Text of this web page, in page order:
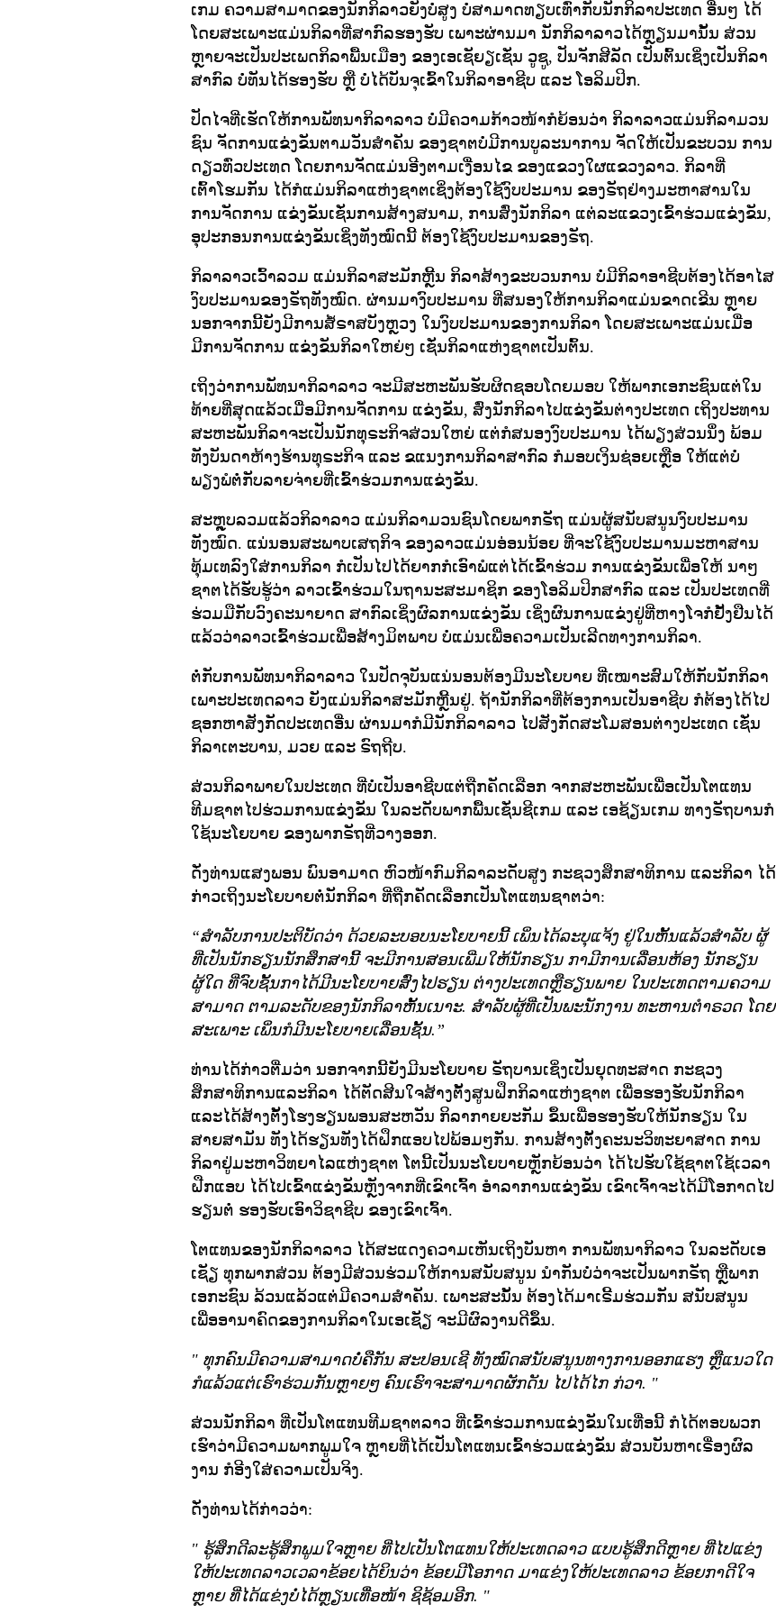
ເກມ ຄວາມສາມາດຂອງນັກກິລາວຍັງບໍ່ສູງ ບໍ່ສາມາດທຽບເທົ່າກັບນັກກິລາປະເທດ ອື່ນໆ ໄດ້
ໂດຍສະເພາະແມ່ນກິລາທີ່ສາກົລຮອງຮັບ ເພາະຜ່ານມາ ນັກກິລາລາວໄດ້ຫຼຽນມານັ້ນ ສ່ວນ
ຫຼາຍຈະເປັນປະເພດກິລາພື້ນເມືອງ ຂອງເອເຊັຍຽເຊັ່ນ ວູຊູ, ປັນຈັກສີລັດ ເປັນຕົ້ນເຊິ່ງເປັນກິລາ
ສາກົລ ບໍ່ທັນໄດ້ຮອງຮັບ ຫຼື ບໍ່ໄດ້ບັນຈຸເຂົ້າໃນກິລາອາຊີບ ແລະ ໂອລິມປິກ.
ປັດໄຈທີ່ເຮັດໃຫ້ການພັທນາກິລາລາວ ບໍ່ມີຄວາມກ້າວໜ້າກໍຍ້ອນວ່າ ກິລາລາວແມ່ນກິລາມວນ
ຊົນ ຈັດການແຂ່ງຂັນຕາມວັນສຳຄັນ ຂອງຊາຕບໍ່ມີການບູລະນາການ ຈັດໃຫ້ເປັນຂະບວນ ການ
ດຽວທົ່ວປະເທດ ໂດຍການຈັດແມ່ນອີງຕາມເງື່ອນໄຂ ຂອງແຂວງໃຜແຂວງລາວ. ກິລາທີ່
ເຕົ້າໂຮມກັນ ໄດ້ກໍແມ່ນກິລາແຫ່ງຊາຕເຊິ່ງຕ້ອງໃຊ້ງົບປະມານ ຂອງຣັຖຢ່າງມະຫາສານໃນ
ການຈັດການ ແຂ່ງຂັນເຊັ່ນການສ້າງສນາມ, ການສົ່ງນັກກິລາ ແຕ່ລະແຂວງເຂົ້າຮ່ວມແຂ່ງຂັນ,
ອຸປະກອນການແຂ່ງຂັນເຊິ່ງທັງໝົດນີ້ ຕ້ອງໃຊ້ງົບປະມານຂອງຣັຖ.
ກິລາລາວເວົ້າລວມ ແມ່ນກິລາສະມັກຫຼີ້ນ ກິລາສ້າງຂະບວນການ ບໍ່ມີກິລາອາຊີບຕ້ອງໄດ້ອາໄສ
ງົບປະມານຂອງຣັຖທັງໝົດ. ຜ່ານມາງົບປະມານ ທີ່ສນອງໃຫ້ການກິລາແມ່ນຂາດເຂີນ ຫຼາຍ
ນອກຈາກນີ້ຍັງມີການສໍ້ຣາສບັງຫຼວງ ໃນງົບປະມານຂອງການກິລາ ໂດຍສະເພາະແມ່ນເມື່ອ
ມີການຈັດການ ແຂ່ງຂັນກິລາໃຫຍ່ໆ ເຊັ່ນກິລາແຫ່ງຊາຕເປັນຕົ້ນ.
ເຖິງວ່າການພັທນາກິລາລາວ ຈະມີສະຫະພັນຮັບຜິດຊອບໂດຍມອບ ໃຫ້ພາກເອກະຊົນແຕ່ໃນ
ທ້າຍທີ່ສຸດແລ້ວເມື່ອມີການຈັດການ ແຂ່ງຂັນ, ສົ່ງນັກກິລາໄປແຂ່ງຂັນຕ່າງປະເທດ ເຖິງປະທານ
ສະຫະພັນກິລາຈະເປັນນັກທຸຣະກິຈສ່ວນໃຫຍ່ ແຕ່ກໍສນອງງົບປະມານ ໄດ້ພຽງສ່ວນນຶ່ງ ພ້ອມ
ທັງບັນດາຫ້າງຮ້ານທຸຣະກິຈ ແລະ ຂແນງການກິລາສາກົລ ກໍມອບເງິນຊ່ອຍເຫຼືອ ໃຫ້ແຕ່ບໍ່
ພຽງພໍຕໍ່ກັບລາຍຈ່າຍທີ່ເຂົ້າຮ່ວມການແຂ່ງຂັນ.
ສະຫຼຸບລວມແລ້ວກິລາລາວ ແມ່ນກິລາມວນຊົນໂດຍພາກຣັຖ ແມ່ນຜູ້ສນັບສນູນງົບປະມານ
ທັງໝົດ. ແນ່ນອນສະພາບເສຖກິຈ ຂອງລາວແມ່ນອ່ອນນ້ອຍ ທີ່ຈະໃຊ້ງົບປະມານມະຫາສານ
ທຸ້ມເທລົງໃສ່ການກິລາ ກໍເປັນໄປໄດ້ຍາກກໍເອົາພໍແຕ່ໄດ້ເຂົ້າຮ່ວມ ການແຂ່ງຂັນເພື່ອໃຫ້ ນາໆ
ຊາຕໄດ້ຮັບຮູ້ວ່າ ລາວເຂົ້າຮ່ວມໃນຖານະສະມາຊິກ ຂອງໂອລິມປິກສາກົລ ແລະ ເປັນປະເທດທີ່
ຮ່ວມມືກັບວົງຄະນາຍາດ ສາກົລເຊິ່ງຜົລການແຂ່ງຂັນ ເຊິ່ງຜົນການແຂ່ງຢູ່ທີ່ຫາງໂຈກໍຢັ້ງຢືນໄດ້
ແລ້ວວ່າລາວເຂົ້າຮ່ວມເພື່ອສ້າງມິຕພາບ ບໍ່ແມ່ນເພື່ອຄວາມເປັນເລີດທາງການກິລາ.
ຕໍ່ກັບການພັທນາກິລາລາວ ໃນປັດຈຸບັນແນ່ນອນຕ້ອງມີນະໂຍບາຍ ທີ່ເໝາະສົມໃຫ້ກັບນັກກິລາ
ເພາະປະເທດລາວ ຍັງແມ່ນກິລາສະມັກຫຼີ້ນຢູ່. ຖ້ານັກກິລາທີ່ຕ້ອງການເປັນອາຊີບ ກໍຕ້ອງໄດ້ໄປ
ຊອກຫາສັງກັດປະເທດອື່ນ ຜ່ານມາກໍມີນັກກິລາລາວ ໄປສັງກັດສະໂມສອນຕ່າງປະເທດ ເຊັ່ນ
ກິລາເຕະບານ, ມວຍ ແລະ ຣົຖຖີບ.
ສ່ວນກິລາພາຍໃນປະເທດ ທີ່ບໍ່ເປັນອາຊີບແຕ່ຖືກຄັດເລືອກ ຈາກສະຫະພັນເພື່ອເປັນໂຕແທນ
ທີມຊາຕໄປຮ່ວມການແຂ່ງຂັນ ໃນລະດັບພາກພື້ນເຊັ່ນຊີເກມ ແລະ ເອຊ້ຽນເກມ ທາງຣັຖບານກໍ
ໃຊ້ນະໂຍບາຍ ຂອງພາກຣັຖທີ່ວາງອອກ.
ດັ່ງທ່ານແສງພອນ ພົນອາມາດ ຫົວໜ້າກົມກິລາລະດັບສູງ ກະຊວງສຶກສາທິການ ແລະກິລາ ໄດ້
ກ່າວເຖິງນະໂຍບາຍຕໍ່ນັກກິລາ ທີ່ຖືກຄັດເລືອກເປັນໂຕແທນຊາຕວ່າ:
“ສໍາລັບການປະຕິບັດວ່າ ດ້ວຍລະບອບນະໂຍບາຍນີ້ ເພິ່ນໄດ້ລະບຸແຈ້ງ ຢູ່ໃນຫັ້ນແລ້ວສຳລັບ ຜູ້
ທີ່ເປັນນັກຮຽນນັກສຶກສານີ້ ຈະມີການສອນເພີ່ມໃຫ້ນັກຮຽນ ກາມີການເລື່ອນຫ້ອງ ນັກຮຽນ
ຜູ້ໃດ ທີ່ຈົບຊັ້ນກາໄດ້ມີນະໂຍບາຍສົ່ງໄປຮຽນ ຕ່າງປະເທດຫຼືຮຽນພາຍ ໃນປະເທດຕາມຄວາມ
ສາມາດ ຕາມລະດັບຂອງນັກກິລາຫັ້ນເນາະ. ສຳລັບຜູ້ທີ່ເປັນພະນັກງານ ທະຫານຕຳຣວດ ໂດຍ
ສະເພາະ ເພິ່ນກໍມີນະໂຍບາຍເລື່ອນຊັ້ນ.”
ທ່ານໄດ້ກ່າວຕື່ມວ່າ ນອກຈາກນີ້ຍັງມີນະໂຍບາຍ ຣັຖບານເຊິ່ງເປັນຍຸດທະສາດ ກະຊວງ
ສຶກສາທິການແລະກິລາ ໄດ້ຕັດສີນໃຈສ້າງຕັ້ງສູນຝຶກກິລາແຫ່ງຊາຕ ເພື່ອຮອງຮັບນັກກິລາ
ແລະໄດ້ສ້າງຕັ້ງໂຮງຮຽນພອນສະຫວັນ ກິລາກາຍຍະກັມ ຂຶ້ນເພື່ອຮອງຮັບໃຫ້ນັກຮຽນ ໃນ
ສາຍສາມັນ ທັງໄດ້ຮຽນທັງໄດ້ຝຶກແອບໄປພ້ອມໆກັນ. ການສ້າງຕັ້ງຄະນະວິທະຍາສາດ ການ
ກິລາຢູ່ມະຫາວິທຍາໄລແຫ່ງຊາຕ ໂຕນີ້ເປັນນະໂຍບາຍຫຼັກຍ້ອນວ່າ ໄດ້ໄປຮັບໃຊ້ຊາຕໃຊ້ເວລາ
ຝືກແອບ ໄດ້ໄປເຂົ້າແຂ່ງຂັນຫຼັງຈາກທີ່ເຂົາເຈົ້າ ອຳລາການແຂ່ງຂັນ ເຂົາເຈົ້າຈະໄດ້ມີໂອກາດໄປ
ຮຽນຕໍ່ ຮອງຮັບເອົາວິຊາຊີບ ຂອງເຂົາເຈົ້າ.
ໂຕແທນຂອງນັກກິລາລາວ ໄດ້ສະແດງຄວາມເຫັນເຖິງບັນຫາ ການພັທນາກິລາວ ໃນລະດັບເອ
ເຊັຽ ທຸກພາກສ່ວນ ຕ້ອງມີສ່ວນຮ່ວມໃຫ້ການສນັບສນູນ ນຳກັນບໍ່ວ່າຈະເປັນພາກຣັຖ ຫຼືພາກ
ເອກະຊົນ ລ້ວນແລ້ວແຕ່ມີຄວາມສຳຄັນ. ເພາະສະນັ້ນ ຕ້ອງໄດ້ມາເຣີ້ມຮ່ວມກັນ ສນັບສນູນ
ເພື່ອອານາຄົດຂອງການກິລາໃນເອເຊັຽ ຈະມີຜົລງານດີຂຶ້ນ.
" ທຸກຄົນມີຄວາມສາມາດບໍ່ໍຄືກັນ ສະປອນເຊີ ທັງໝົດສນັບສນູນທາງການອອກແຮງ ຫຼືແນວໃດ
ກໍແລ້ວແຕ່ເຮົາຮ່ວມກັນຫຼາຍໆ ຄົນເຮົາຈະສາມາດຜັກດັນ ໄປໄດ້ໄກ ກ່ວາ. "
ສ່ວນນັກກິລາ ທີ່ເປັນໂຕແທນທີມຊາຕລາວ ທີ່ເຂົ້າຮ່ວມການແຂ່ງຂັນໃນເທື່ອນີ້ ກໍໄດ້ຕອບພວກ
ເຮົາວ່າມີຄວາມພາກພູມໃຈ ຫຼາຍທີ່ໄດ້ເປັນໂຕແທນເຂົ້າຮ່ວມແຂ່ງຂັນ ສ່ວນບັນຫາເຣື່ອງຜົລ
ງານ ກໍອີງໃສ່ຄວາມເປັນຈິງ.
ດັ່ງທ່ານໄດ້ກ່າວວ່າ:
" ຮູ້ສຶກດີລະຮູ້ສຶກພູມໃຈຫຼາຍ ທີ່ໄປເປັນໂຕແທນໃຫ້ປະເທດລາວ ແບບຮູ້ສຶກດີຫຼາຍ ທີ່ໄປແຂ່ງ
ໃຫ້ປະເທດລາວເວລາຂ້ອຍໄດ້ຍິນວ່າ ຂ້ອຍມີໂອກາດ ມາແຂ່ງໃຫ້ປະເທດລາວ ຂ້ອຍກາດີໃຈ
ຫຼາຍ ທີ່ໄດ້ແຂ່ງບໍ່ໄດ້ຫຼຽນເທື່ອໜ້າ ຊິຊ້ອມອີກ. "